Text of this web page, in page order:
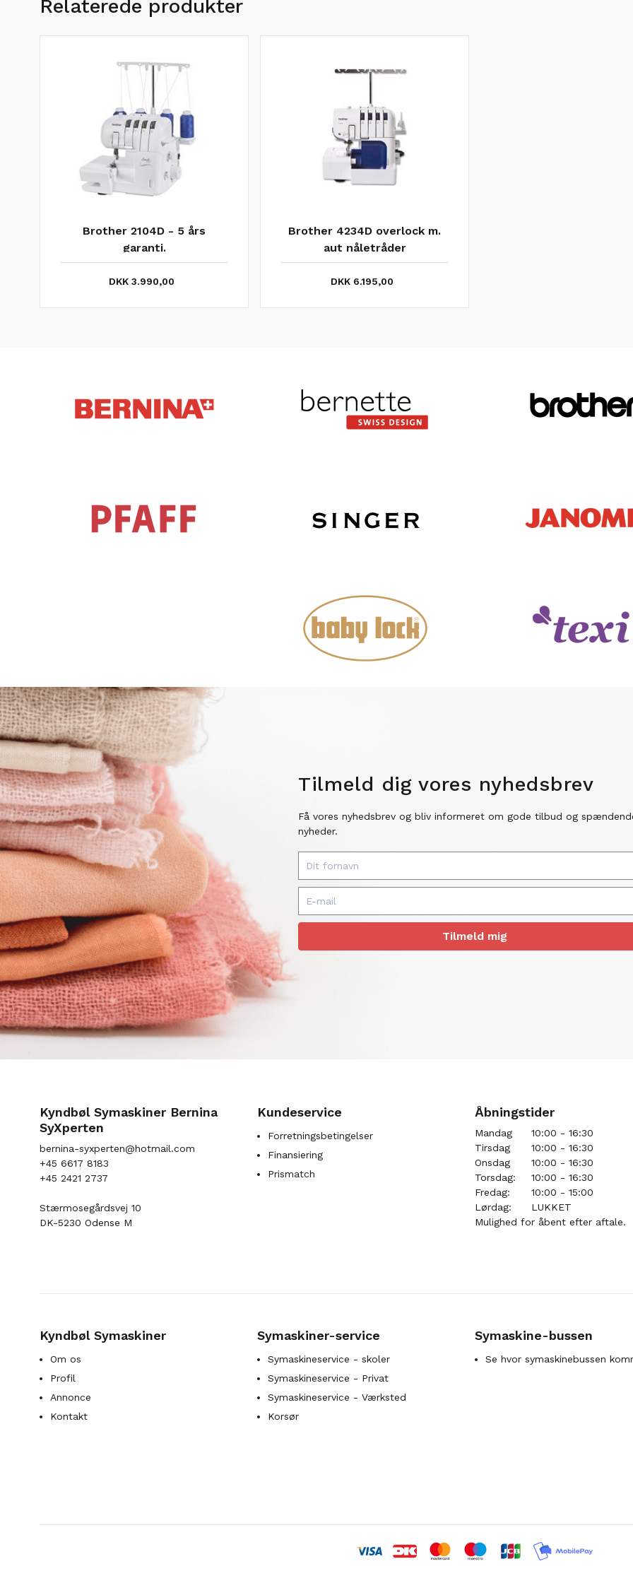
Relaterede produkter
Brother 2104D - 5 års
garanti.
DKK 3.990,00
Brother 4234D overlock m.
aut nåletråder
DKK 6.195,00
Tilmeld dig vores nyhedsbrev
Få vores nyhedsbrev og bliv informeret om gode tilbud og
nyheder.
Tilmeld mig
Kyndbøl Symaskiner Bernina
SyXperten
bernina-syxperten@hotmail.com
+45 6617 8183
+45 2421 2737
Stærmosegårdsvej 10
DK-5230 Odense M
Kundeservice
Forretningsbetingelser
Finansiering
Prismatch
Åbningstider
Mandag
10:00 - 16:30
Tirsdag
10:00 - 16:30
Onsdag
10:00 - 16:30
Torsdag:
10:00 - 16:30
Fredag:
10:00 - 15:00
Lørdag:
LUKKET
Mulighed for åbent efter aftale.
Kyndbøl Symaskiner
Om os
Profil
Annonce
Kontakt
Symaskiner-service
Symaskineservice - skoler
Symaskineservice - Privat
Symaskineservice - Værksted
Korsør
Symaskine-bussen
Se hvor symaskinebussen